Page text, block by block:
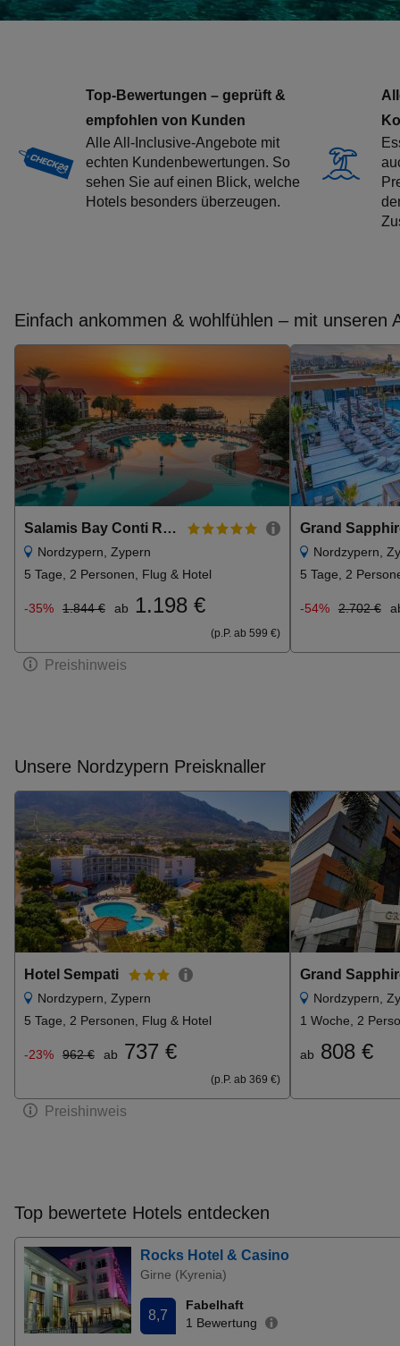
Top-Bewertungen – geprüft &
empfohlen von Kunden
Alle All-Inclusive-Angebote mit
echten Kundenbewertungen. So
sehen Sie auf einen Blick, welche
Hotels besonders überzeugen.
Einfach ankommen & wohlfühlen – mit unseren
Salamis Bay Conti Resort Hotel & Casino
Nordzypern, Zypern
5 Tage, 2 Personen, Flug & Hotel
-35% 1.844 € ab 1.198 €
(p.P. ab 599 €)
Nordzypern,
5 Tage, 2
-54% 2.702 €
Preishinweis
Unsere Nordzypern Preisknaller
Hotel Sempati
Nordzypern, Zypern
5 Tage, 2 Personen, Flug & Hotel
-23% 962 € ab 737 €
(p.P. ab 369 €)
Grand
Nordzypern,
1 Woche, 2
ab 808 €
Preishinweis
Top bewertete Hotels entdecken
Rocks Hotel & Casino
Girne (Kyrenia)
8,7
Fabelhaft
1 Bewertung